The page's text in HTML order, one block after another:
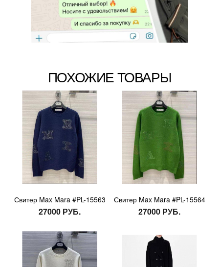
ПОХОЖИЕ ТОВАРЫ
Свитер Max Mara #PL-15563
27000 РУБ.
Свитер Max Mara #PL-15564
27000 РУБ.